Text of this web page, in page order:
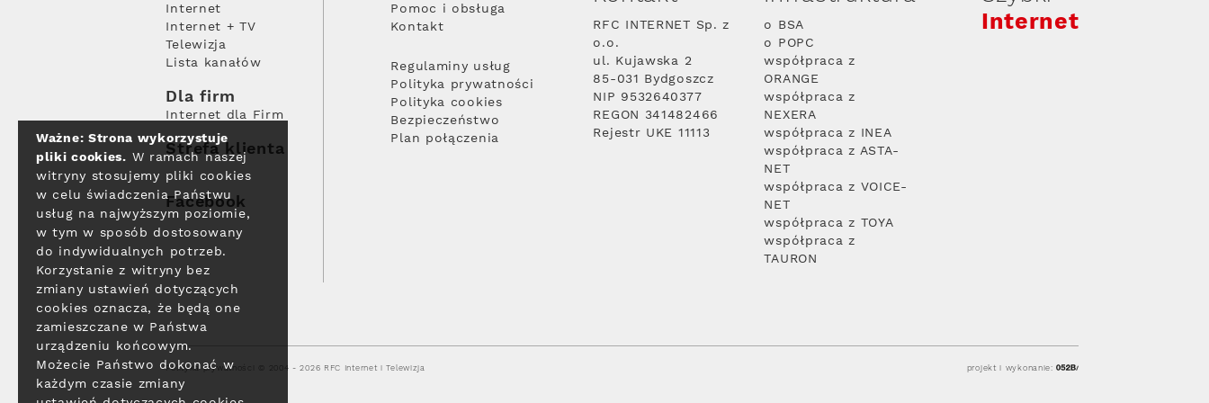
Internet
Internet + TV
Telewizja
Lista kanałów
Dla firm
Internet dla Firm
Strefa klienta
Facebook
Pomoc i obsługa
Kontakt
Regulaminy usług
Polityka prywatności
Polityka cookies
Bezpieczeństwo
Plan połączenia
RFC INTERNET Sp. z
o.o.
ul. Kujawska 2
85-031 Bydgoszcz
NIP 9532640377
REGON 341482466
Rejestr UKE 11113
o BSA
o POPC
współpraca z
ORANGE
współpraca z
NEXERA
współpraca z INEA
współpraca z ASTA-
NET
współpraca z VOICE-
NET
współpraca z TOYA
współpraca z
TAURON
Internet
Polityka prywatności © 2004 - 2026 RFC Internet i Telewizja projekt i wykonanie:
Ważne: Strona wykorzystuje
pliki cookies. W ramach naszej
witryny stosujemy pliki cookies
w celu świadczenia Państwu
usług na najwyższym poziomie,
w tym w sposób dostosowany
do indywidualnych potrzeb.
Korzystanie z witryny bez
zmiany ustawień dotyczących
cookies oznacza, że będą one
zamieszczane w Państwa
urządzeniu końcowym.
Możecie Państwo dokonać w
każdym czasie zmiany